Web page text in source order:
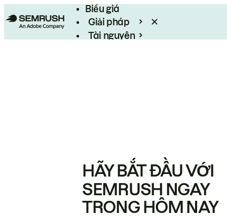
Biểu giá
Giải pháp
Tài nguyên
HÃY BẮT ĐẦU VỚI
SEMRUSH NGAY
TRONG HÔM NAY